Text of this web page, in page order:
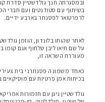
ובמסגרתה חנך גולדשטיין סדרת
בשיתוף עם סטודנטים ועם חברי
לרפרטואר לפסנתר בארבע ידיים.
לאחר שהותו בלונדון, הוזמן
על שם תיאו ליבן שלחוף אגם
מעוררת השראה זו,
כאחד משמונה פסנתרני בית
בכיתות אמן פרטיות עם מוסיקאים
גולדשטיין ניגן עם תזמורות